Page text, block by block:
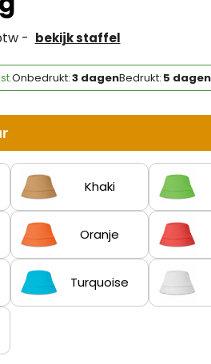
- bekijk staffel
Onbedrukt:3 dagenBedrukt: 5 dagen
Khaki
Oranje
Turquoise